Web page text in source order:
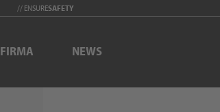
// ENSURESAFETY
FIRMA NEWS